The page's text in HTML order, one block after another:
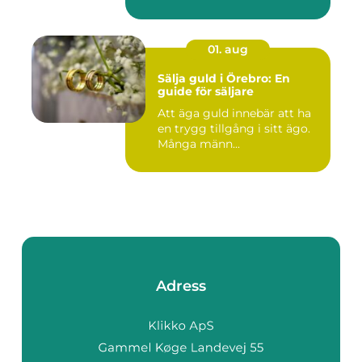
01. aug
Sälja guld i Örebro: En
guide för säljare
Att äga guld innebär att ha
en trygg tillgång i sitt ägo.
Många männ...
Adress